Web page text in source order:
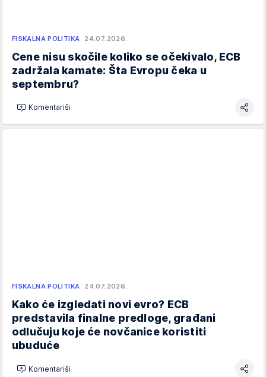
FISKALNA POLITIKA 24.07.2026.
Cene nisu skočile koliko se očekivalo, ECB
zadržala kamate: Šta Evropu čeka u
septembru?
Komentariši
FISKALNA POLITIKA 24.07.2026.
Kako će izgledati novi evro? ECB
predstavila finalne predloge, građani
odlučuju koje će novčanice koristiti
ubuduće
Komentariši